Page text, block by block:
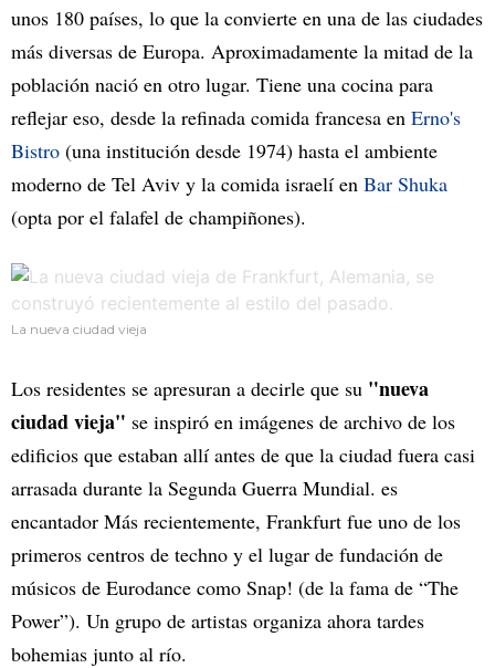
unos 180 países, lo que la convierte en una de las ciudades
más diversas de Europa. Aproximadamente la mitad de la
población nació en otro lugar. Tiene una cocina para
reflejar eso, desde la refinada comida francesa en Erno's
Bistro (una institución desde 1974) hasta el ambiente
moderno de Tel Aviv y la comida israelí en Bar Shuka
(opta por el falafel de champiñones).
La nueva ciudad vieja
Los residentes se apresuran a decirle que su "nueva
ciudad vieja" se inspiró en imágenes de archivo de los
edificios que estaban allí antes de que la ciudad fuera casi
arrasada durante la Segunda Guerra Mundial. es
encantador Más recientemente, Frankfurt fue uno de los
primeros centros de techno y el lugar de fundación de
músicos de Eurodance como Snap! (de la fama de “The
Power”). Un grupo de artistas organiza ahora tardes
bohemias junto al río.